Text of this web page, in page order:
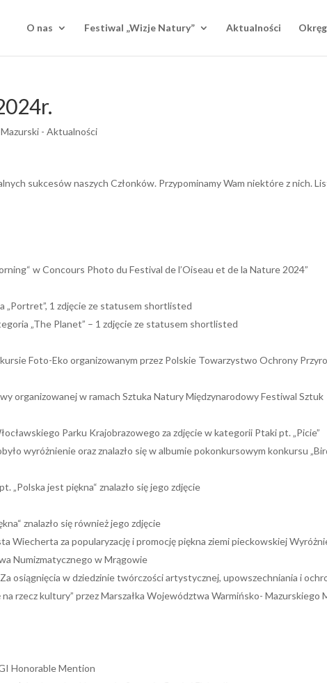
O nas Festiwal „Wizje Natury” Aktualności
- Aktualności
sukcesów naszych Członków. Przypominamy Wam niektóre z nich.
w Concours Photo du Festival de l’Oiseau et de la Nature 2024”
1 zdjęcie ze statusem shortlisted
„The Planet” – 1 zdjęcie ze statusem shortlisted
Foto-Eko organizowanym przez Polskie Towarzystwo Ochrony
organizowanej w ramach Sztuka Natury Międzynarodowy Festiwal Sztuk
Parku Krajobrazowego za zdjęcie w kategorii Ptaki pt. „Picie”
wyróżnienie oraz znalazło się w albumie pokonkursowym konkursu
„Polska jest piękna“ znalazło się jego zdjęcie
znalazło się również jego zdjęcie
Wiecherta za popularyzację i promocję piękna ziemi pieckowskiej
Numizmatycznego w Mrągowie
Za osiągnięcia w dziedzinie twórczości artystycznej, upowszechniania i
rzecz kultury” przez Marszałka Województwa Warmińsko- Mazurskiego
Honorable Mention